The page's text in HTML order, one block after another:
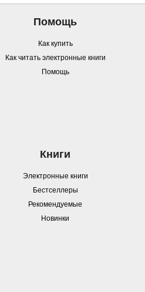
Помощь
Как купить
Как читать электронные книги
Помощь
Книги
Электронные книги
Бестселлеры
Рекомендуемые
Новинки